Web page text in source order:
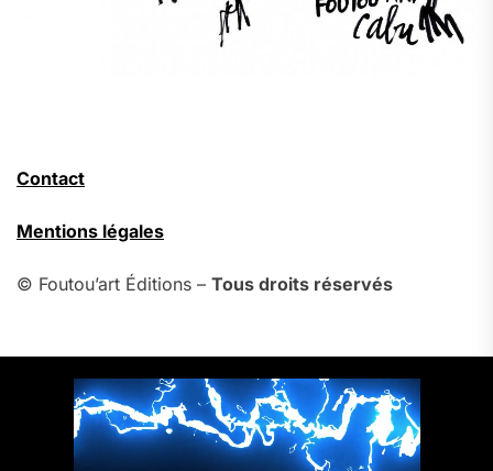
Contact
Mentions légales
© Foutou’art Éditions – Tous droits réservés